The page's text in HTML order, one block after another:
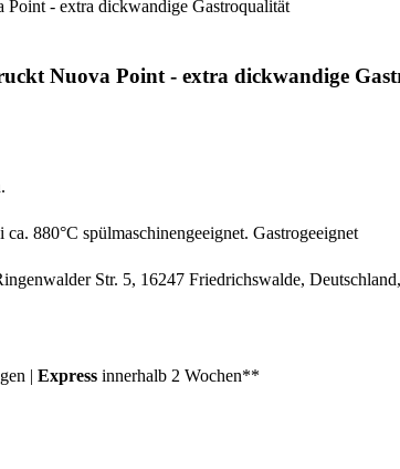
- extra dickwandige Gastroqualität
Nuova Point - extra dickwandige
880°C spülmaschinengeeignet. Gastrogeeignet
Str. 5, 16247 Friedrichswalde,
| Express innerhalb 2 Wochen**